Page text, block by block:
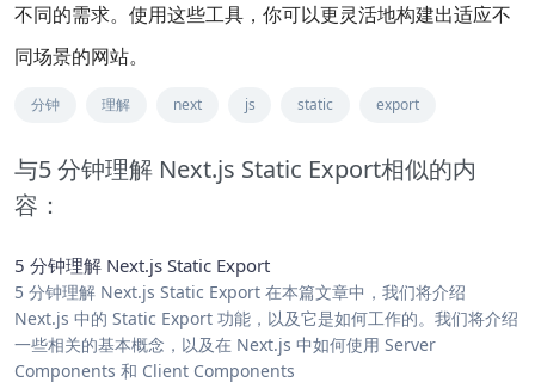
不同的需求。使用这些工具，你可以更灵活地构建出适应不
同场景的网站。
分钟 理解 next js static export
与5 分钟理解 Next.js Static Export相似的内
容：
5 分钟理解 Next.js Static Export
5 分钟理解 Next.js Static Export 在本篇文章中，我们将介绍
Next.js 中的 Static Export 功能，以及它是如何工作的。我们将介绍
一些相关的基本概念，以及在 Next.js 中如何使用 Server
Components 和 Client Components